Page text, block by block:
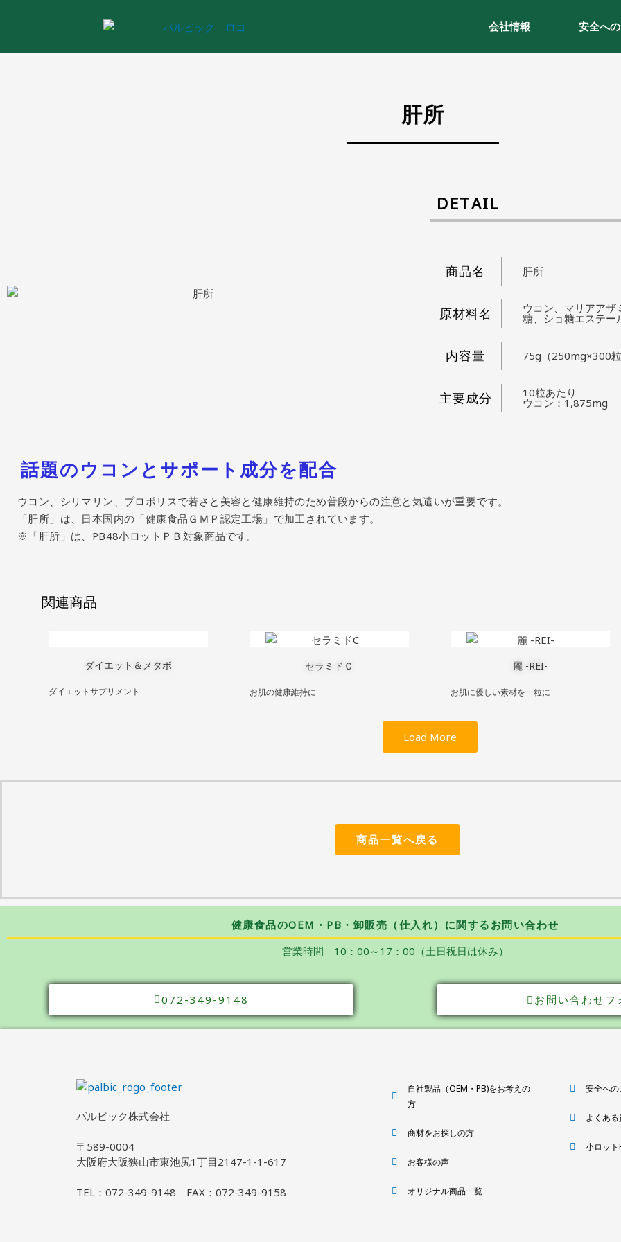
ス
会社情報 安全へ
肝所
DETAIL
商品名 肝所
原材料名 ウコン、マリアアザ
糖、ショ糖エステー
内容量 75g（250mg×300粒
主要成分 10粒あたり
ウコン：1,875mg
話題のウコンとサポート成分を配合
ウコン、シリマリン、プロポリスで若さと美容と健康維持のため普段からの注意と気遣いが重要です。
「肝所」は、日本国内の「健康食品ＧＭＰ認定工場」で加工されています。
※「肝所」は、PB48小ロットＰＢ対象商品です。
関連商品
ダイエット＆メタボ
ダイエットサプリメント
セラミドＣ
お肌の健康維持に
麗 -REI-
お肌に優しい素材を一粒に
Load More
商品一覧へ戻る
健康食品のOEM・PB・卸販売（仕入れ）に関するお問い合わせ
営業時間 10：00～17：00（土日祝日は休み）
072-349-9148 お問い合わせフ
パルビック株式会社
〒589-0004
大阪府大阪狭山市東池尻1丁目2147-1-1-617
TEL：072-349-9148 FAX：072-349-9158
自社製品（OEM・PB)をお考えの
方
商材をお探しの方
お客様の声
オリジナル商品一覧
安全への
よくある
小ロッ